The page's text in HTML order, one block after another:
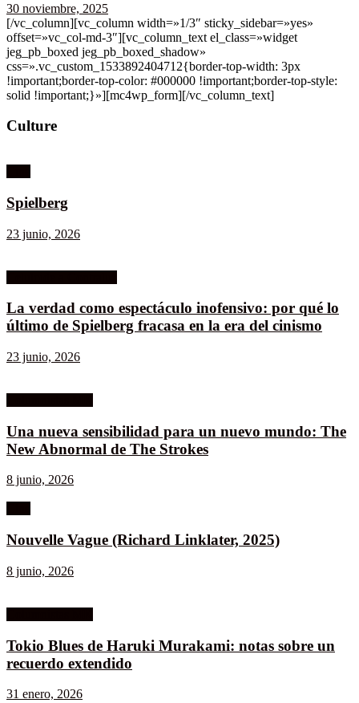
30 noviembre, 2025
[/vc_column][vc_column width=»1/3″ sticky_sidebar=»yes»
offset=»vc_col-md-3″][vc_column_text el_class=»widget
jeg_pb_boxed jeg_pb_boxed_shadow»
css=».vc_custom_1533892404712{border-top-width: 3px
!important;border-top-color: #000000 !important;border-top-style:
solid !important;}»][mc4wp_form][/vc_column_text]
Culture
Spielberg
23 junio, 2026
La verdad como espectáculo inofensivo: por qué lo
último de Spielberg fracasa en la era del cinismo
23 junio, 2026
Una nueva sensibilidad para un nuevo mundo: The
New Abnormal de The Strokes
8 junio, 2026
Nouvelle Vague (Richard Linklater, 2025)
8 junio, 2026
Tokio Blues de Haruki Murakami: notas sobre un
recuerdo extendido
31 enero, 2026